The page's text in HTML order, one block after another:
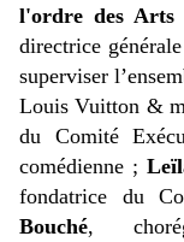
l'ordre des Arts
directrice
superviser
Louis Vuitton &
du Comité
comédienne ;
fondatrice du
Bouché,